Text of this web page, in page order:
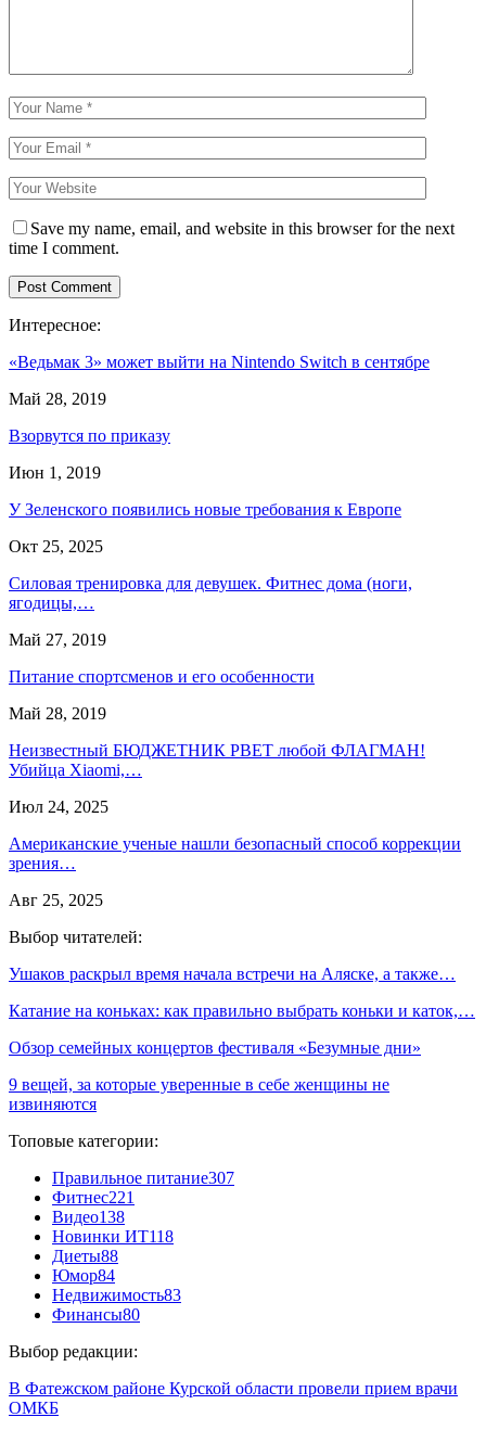
Save my name, email, and website in this browser for the next
time I comment.
Интересное:
«Ведьмак 3» может выйти на Nintendo Switch в сентябре
Май 28, 2019
Взорвутся по приказу
Июн 1, 2019
У Зеленского появились новые требования к Европе
Окт 25, 2025
Силовая тренировка для девушек. Фитнес дома (ноги,
ягодицы,…
Май 27, 2019
Питание спортсменов и его особенности
Май 28, 2019
Неизвестный БЮДЖЕТНИК РВЕТ любой ФЛАГМАН!
Убийца Xiaomi,…
Июл 24, 2025
Американские ученые нашли безопасный способ коррекции
зрения…
Авг 25, 2025
Выбор читателей:
Ушаков раскрыл время начала встречи на Аляске, а также…
Катание на коньках: как правильно выбрать коньки и каток,…
Обзор семейных концертов фестиваля «Безумные дни»
9 вещей, за которые уверенные в себе женщины не
извиняются
Топовые категории:
Правильное питание307
Фитнес221
Видео138
Новинки ИТ118
Диеты88
Юмор84
Недвижимость83
Финансы80
Выбор редакции:
В Фатежском районе Курской области провели прием врачи
ОМКБ